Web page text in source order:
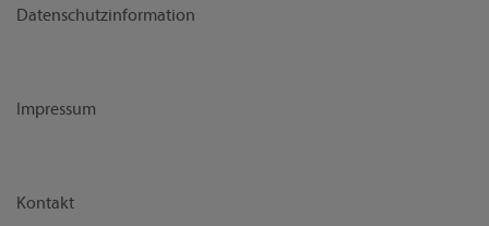
Datenschutzinformation
Impressum
Kontakt